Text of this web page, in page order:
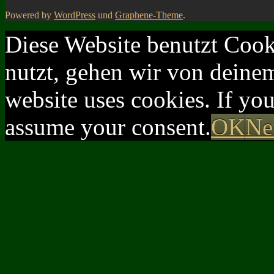
Powered by WordPress und Graphene-Theme.
Diese Website benutzt
nutzt, gehen wir von
website uses cookies. If
assume your consent.OK